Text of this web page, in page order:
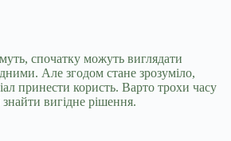
спочатку можуть виглядати
Але згодом стане зрозуміло,
принести користь. Варто трохи часу
вигідне рішення.